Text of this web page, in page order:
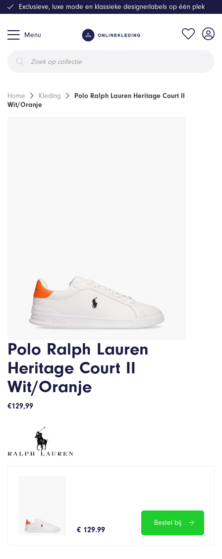
Menu
zoeken
Exclusieve, luxe mode en klassieke designerlabels op één plek
Home Kleding
Polo Ralph Lauren Heritage Court II
Wit/Oranje
Polo Ralph Lauren
Heritage Court II
Wit/Oranje
€129,99
€ 129.99
Bestel bij